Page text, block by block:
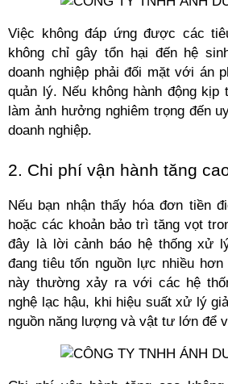
Việc không đáp ứng được các
không chỉ gây tổn hại đến hệ
doanh nghiệp phải đối mặt với án
quản lý. Nếu không hành động
làm ảnh hưởng nghiêm trọng đến
doanh nghiệp.
2. Chi phí vận hành tăng
Nếu bạn nhận thấy hóa đơn tiền
hoặc các khoản bảo trì tăng vọt
đây là lời cảnh báo hệ thống xử
đang tiêu tốn nguồn lực nhiều
này thường xảy ra với các hệ
nghệ lạc hậu, khi hiệu suất xử lý
nguồn năng lượng và vật tư lớn để